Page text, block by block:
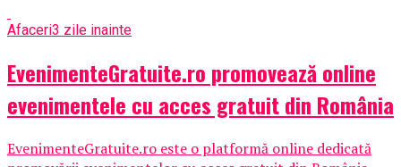
Afaceri3 zile inainte
EvenimenteGratuite.ro promovează online
evenimentele cu acces gratuit din România
EvenimenteGratuite.ro este o platformă online dedicată